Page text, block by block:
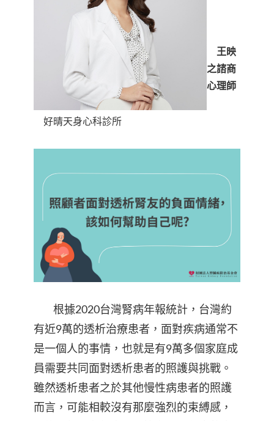
王映
之諮商
心理師
好晴天身心科診所
根據2020台灣腎病年報統計，台灣約
有近9萬的透析治療患者，面對疾病通常不
是一個人的事情，也就是有9萬多個家庭成
員需要共同面對透析患者的照護與挑戰。
雖然透析患者之於其他慢性病患者的照護
而言，可能相較沒有那麼強烈的束縛感，